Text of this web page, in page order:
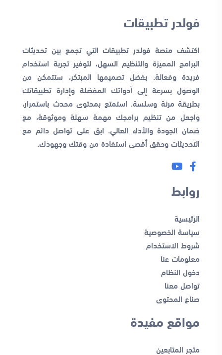
فولدر تطبيقات
اكتشف منصة فولدر تطبيقات التي تجمع بين تحديثات
البرامج المميزة والتنظيم السهل، لتوفير تجربة استخدام
فريدة وفعالة. بفضل تصميمها المبتكر، ستتمكن من
الوصول بسرعة إلى أدواتك المفضلة وإدارة تطبيقاتك
بطريقة مرنة وسلسة. استمتع بمحتوى محدث باستمرار،
واجعل من تنظيم برامجك مهمة سهلة وموثوقة، مع
ضمان الجودة والأداء العالي. ابق على تواصل دائم مع
التحديثات وحقق أقصى استفادة من وقتك وجهودك.
روابط
الرئيسية
سياسة الخصوصية
شروط الاستخدام
معلومات عنا
دخول النظام
تواصل معنا
صناع المحتوى
مواقع مفيدة
متجر المتابعين